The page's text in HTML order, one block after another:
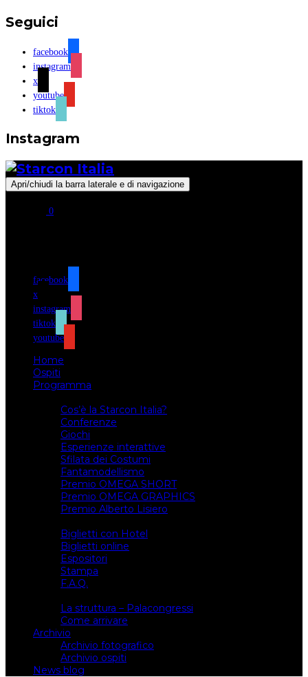
Seguici
facebook
instagram
x
youtube
tiktok
Instagram
Apri/chiudi la barra laterale e di navigazione
0
facebook
x
instagram
tiktok
youtube
Home
Ospiti
Programma
Cos’è la Starcon Italia?
Conferenze
Giochi
Esperienze interattive
Sfilata dei Costumi
Fantamodellismo
Premio OMEGA SHORT
Premio OMEGA GRAPHICS
Premio Alberto Lisiero
Biglietti con Hotel
Biglietti online
Espositori
Stampa
F.A.Q.
La struttura – Palacongressi
Come arrivare
Archivio
Archivio fotografico
Archivio ospiti
News blog